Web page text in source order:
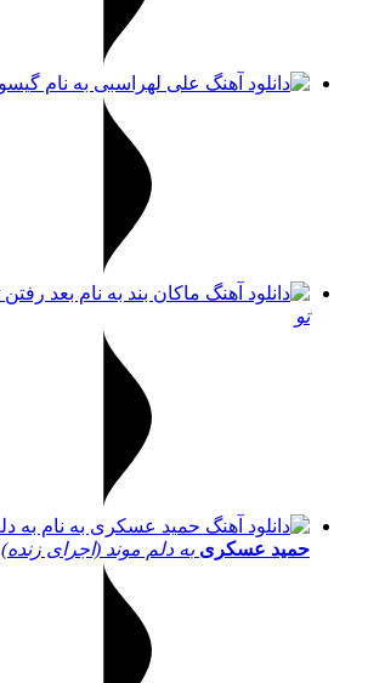
تو
حمید عسکری به دلم موند (اجرای زنده)